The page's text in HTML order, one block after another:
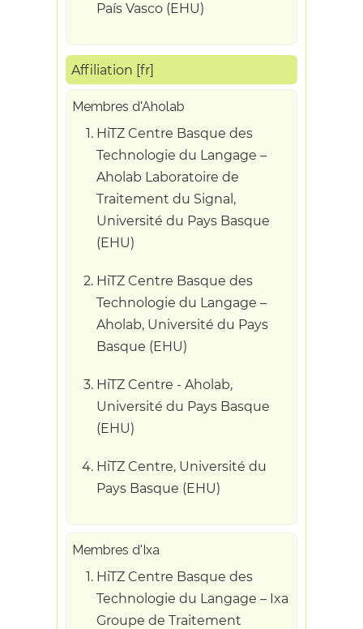
País Vasco (EHU)
Affiliation [fr]
Membres d'Aholab
HiTZ Centre Basque des
Technologie du Langage –
Aholab Laboratoire de
Traitement du Signal,
Université du Pays Basque
(EHU)
HiTZ Centre Basque des
Technologie du Langage –
Aholab, Université du Pays
Basque (EHU)
HiTZ Centre - Aholab,
Université du Pays Basque
(EHU)
HiTZ Centre, Université du
Pays Basque (EHU)
Membres d'Ixa
HiTZ Centre Basque des
Technologie du Langage – Ixa
Groupe de Traitement